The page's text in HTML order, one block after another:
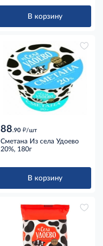
В корзину
88.90 д/шт
Сметана Из села Удоево
20%, 180г
В корзину